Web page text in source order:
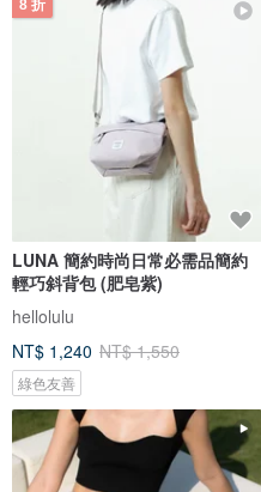
8 折
LUNA 簡約時尚日常必需品簡約
輕巧斜背包 (肥皂紫)
hellolulu
NT$ 1,240 NT$ 1,550
綠色友善